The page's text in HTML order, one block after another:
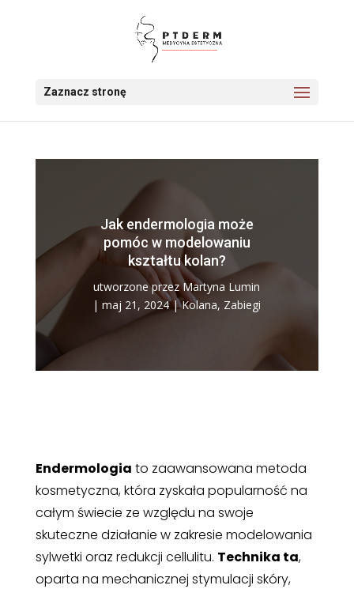
Zaznacz stronę
Jak endermologia może
pomóc w modelowaniu
kształtu kolan?
utworzone przezMartyna Lumin
|maj 21, 2024|Kolana, Zabiegi
Endermologia to zaawansowana metoda
kosmetyczna, która zyskała popularność na
całym świecie ze względu na swoje
skuteczne działanie w zakresie modelowania
sylwetki oraz redukcji cellulitu. Technika ta,
oparta na mechanicznej stymulacji skóry,